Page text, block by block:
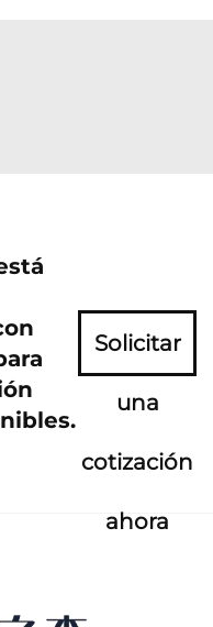
Solicitar
una
cotización
ahora